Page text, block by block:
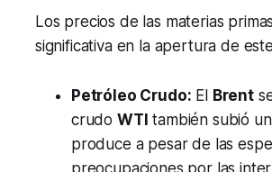
Los precios de las materias
significativa en la apertura de
Petróleo Crudo: El Brent
crudo WTI también subió
produce a pesar de las
preocupaciones por las